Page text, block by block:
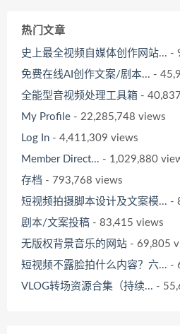
热门文章
史上最全视频自媒体创作网站... -
免费在线AI创作文案/剧本... -
全能型音视频处理工具箱 -
My Profile - 22,285,748 views
Log In - 4,411,309 views
Member Direct... - 1,029,880
存档 - 793,768 views
短视频拍摄脚本设计及文案模... -
剧本/文案投稿 - 83,415 views
无版权背景音乐的网站 - 69,805
短视频不露脸拍什么内容？六... -
VLOG转场资源合集（持续... -